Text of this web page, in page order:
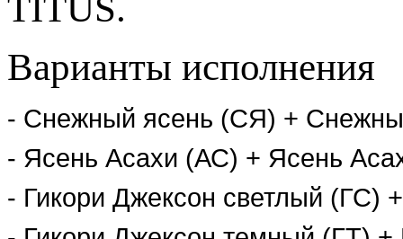
Варианты исполнения
- Снежный ясень (СЯ) +
- Ясень Асахи (АС) + Ясень
- Гикори Джексон светлый (ГС)